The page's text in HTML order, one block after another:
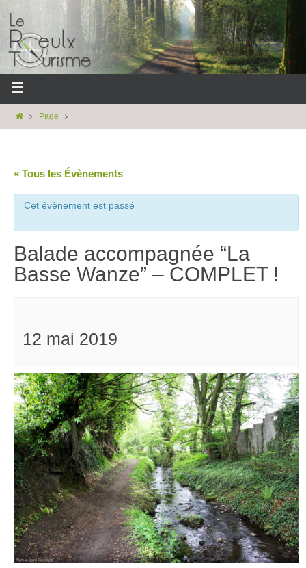
Page
« Tous les Évènements
Cet évènement est passé
Balade accompagnée “La
Basse Wanze” – COMPLET !
12 mai 2019